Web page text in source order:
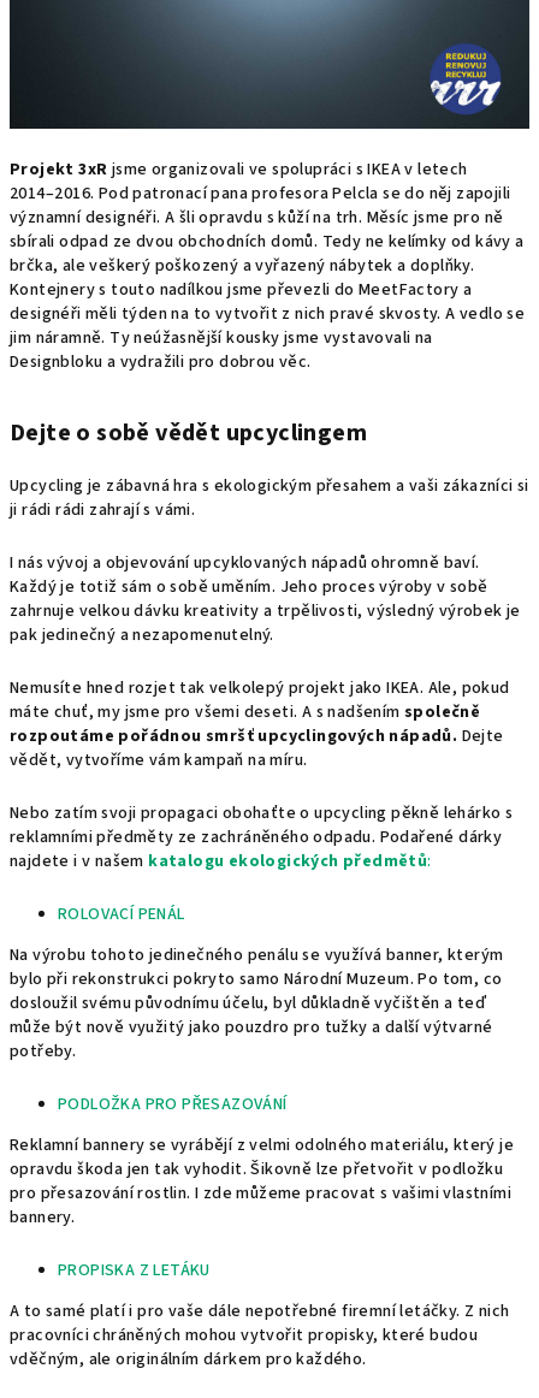
Projekt 3xRjsme organizovali ve spolupráci s IKEA v letech
2014–⁠2016. Pod patronací pana profesora Pelcla se do něj zapojili
významní designéři. A šli opravdu s kůží na trh. Měsíc jsme pro ně
sbírali odpad ze dvou obchodních domů. Tedy ne kelímky od kávy a
brčka, ale veškerý poškozený a vyřazený nábytek a doplňky.
Kontejnery s touto nadílkou jsme převezli do MeetFactory a
designéři měli týden na to vytvořit z nich pravé skvosty. A vedlo se
jim náramně. Ty neúžasnější kousky jsme vystavovali na
Designbloku a vydražili pro dobrou věc.
Dejte o sobě vědět upcyclingem
Upcycling je zábavná hra s ekologickým přesahem a vaši zákazníci si
ji rádi rádi zahrají s vámi.
I nás vývoj a objevování upcyklovaných nápadů ohromně baví.
Každý je totiž sám o sobě uměním. Jeho proces výroby v sobě
zahrnuje velkou dávku kreativity a trpělivosti, výsledný výrobek je
pak jedinečný a nezapomenutelný.
Nemusíte hned rozjet tak velkolepý projekt jako IKEA. Ale, pokud
máte chuť, my jsme pro všemi deseti. A s nadšením společně
rozpoutáme pořádnou smršť upcyclingových nápadů. Dejte
vědět, vytvoříme vám kampaň na míru.
Nebo zatím svoji propagaci obohaťte o upcycling pěkně lehárko s
reklamními předměty ze zachráněného odpadu. Podařené dárky
najdete i v našem katalogu ekologických předmětů:
ROLOVACÍ PENÁL
Na výrobu tohoto jedinečného penálu se využívá banner, kterým
bylo při rekonstrukci pokryto samo Národní Muzeum. Po tom, co
dosloužil svému původnímu účelu, byl důkladně vyčištěn a teď
může být nově využitý jako pouzdro pro tužky a další výtvarné
potřeby.
PODLOŽKA PRO PŘESAZOVÁNÍ
Reklamní bannery se vyrábějí z velmi odolného materiálu, který je
opravdu škoda jen tak vyhodit. Šikovně lze přetvořit v podložku
pro přesazování rostlin. I zde můžeme pracovat s vašimi vlastními
bannery.
PROPISKA Z LETÁKU
A to samé platí i pro vaše dále nepotřebné firemní letáčky. Z nich
pracovníci chráněných mohou vytvořit propisky, které budou
vděčným, ale originálním dárkem pro každého.